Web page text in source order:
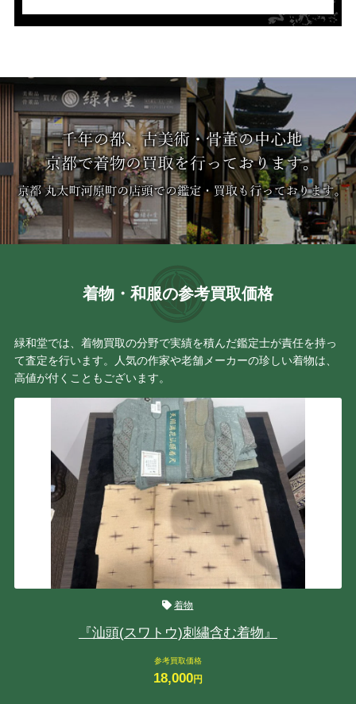
着物・和服の参考買取価格
緑和堂では、着物買取の分野で実績を積んだ鑑定士が責任を持っ
て査定を行います。人気の作家や老舗メーカーの珍しい着物は、
高値が付くこともございます。
着物
『汕頭(スワトウ)刺繡含む着物』
参考買取価格
18,000円